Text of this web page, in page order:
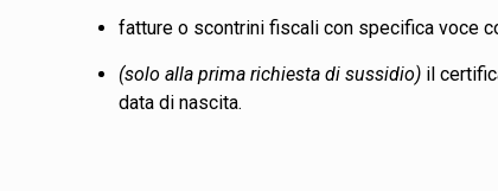
fatture o scontrini fiscali con specifica voce
(solo alla prima richiesta di sussidio) il
data di nascita.